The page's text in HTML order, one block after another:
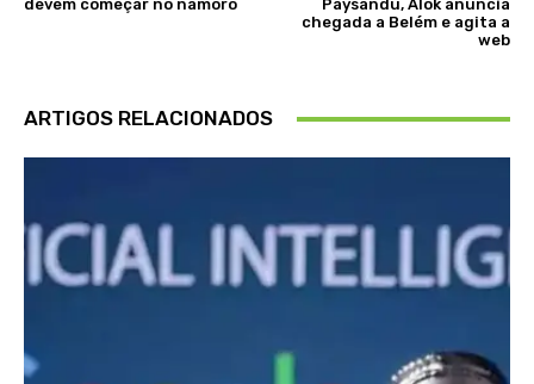
devem começar no namoro
Paysandu, Alok anuncia
chegada a Belém e agita a
web
ARTIGOS RELACIONADOS